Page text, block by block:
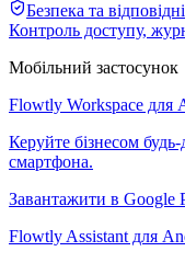
Безпека та
Контроль доступу,
Мобільний застосунок
Flowtly Workspace для
Керуйте бізнесом
смартфона.
Завантажити в Google
Flowtly Assistant для